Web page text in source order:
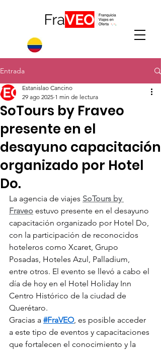
Entrada
SoTours by Fraveo
presente en el
desayuno capacitación
organizado por Hotel
Do.
Estanislao Cancino
29 ago 2025 1 min de lectura
La agencia de viajes SoTours by
Fraveo estuvo presente en el desayuno
capacitación organizado por Hotel Do,
con la participación de reconocidos
hoteleros como Xcaret, Grupo
Posadas, Hoteles Azul, Palladium,
entre otros. El evento se llevó a cabo el
día de hoy en el Hotel Holiday Inn
Centro Histórico de la ciudad de
Querétaro.
Gracias a #FraVEO, es posible acceder
a este tipo de eventos y capacitaciones
que fortalecen el conocimiento y la